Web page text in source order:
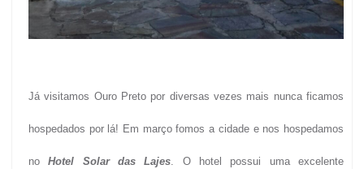
Já visitamos Ouro Preto por diversas vezes mais nunca ficamos
hospedados por lá! Em março fomos a cidade e nos hospedamos
no Hotel Solar das Lajes. O hotel possui uma excelente